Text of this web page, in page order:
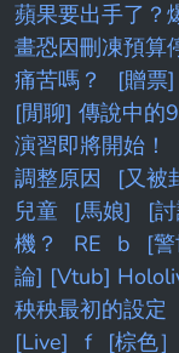
蘋果要出手了？
畫恐因刪凍預算
痛苦嗎？
[贈票
[閒聊] 傳說中的
演習即將開始！
調整原因
[又被
兒童
[馬娘] [
機？
RE b [
論] [Vtub]
秧秧最初的設定
[Live]
f [棕色］